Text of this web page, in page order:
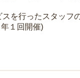
を行ったスタッ
１回開催)